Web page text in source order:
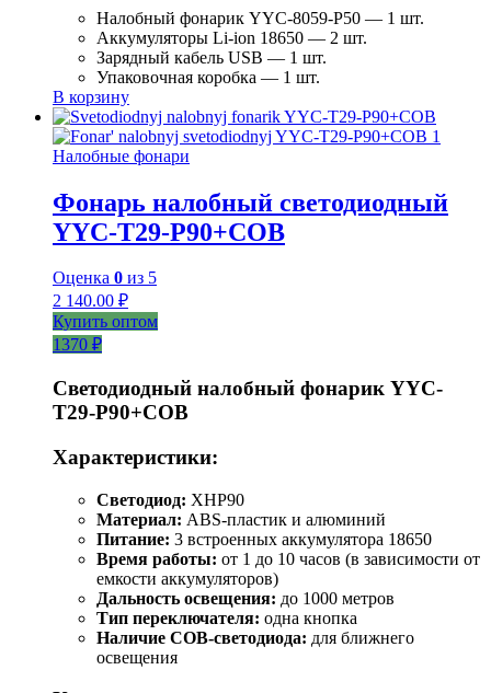
Налобный фонарик YYC-8059-P50 — 1 шт.
Аккумуляторы Li-ion 18650 — 2 шт.
Зарядный кабель USB — 1 шт.
Упаковочная коробка — 1 шт.
В корзину
Налобные фонари
Фонарь налобный светодиодный
YYC-T29-P90+COB
Оценка 0 из 5
2 140.00 ₽
Купить оптом
1370 ₽
Светодиодный налобный фонарик YYC-
T29-P90+COB
Характеристики:
Светодиод: XHP90
Материал: ABS-пластик и алюминий
Питание: 3 встроенных аккумулятора 18650
Время работы: от 1 до 10 часов (в зависимости от
емкости аккумуляторов)
Дальность освещения: до 1000 метров
Тип переключателя: одна кнопка
Наличие COB-светодиода: для ближнего
освещения